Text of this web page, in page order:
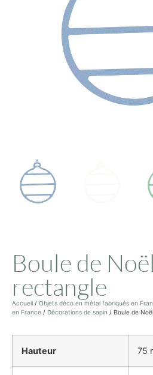
Boule de
rectangle
Accueil / Objets déco en métal fabriqués en
en France / Décorations de sapin / Boule de
Hauteur 75